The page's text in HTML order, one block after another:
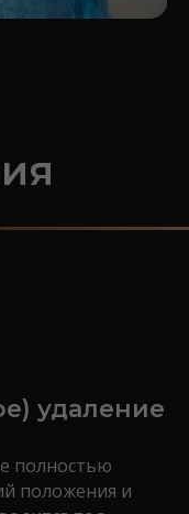
удаление
полностью
положения и